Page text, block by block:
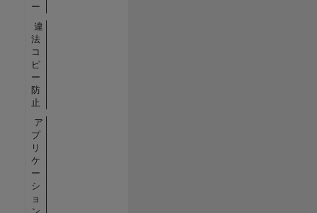
ー
違
法
コ
ピ
ー
防
止
ア
プ
リ
ケ
ー
シ
ョ